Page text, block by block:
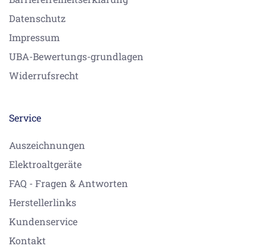
Datenschutz
Impressum
UBA-Bewertungs-grundlagen
Widerrufsrecht
Service
Auszeichnungen
Elektroaltgeräte
FAQ - Fragen & Antworten
Herstellerlinks
Kundenservice
Kontakt